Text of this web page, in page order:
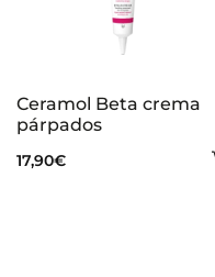
Ceramol Beta crema
párpados
17,90€